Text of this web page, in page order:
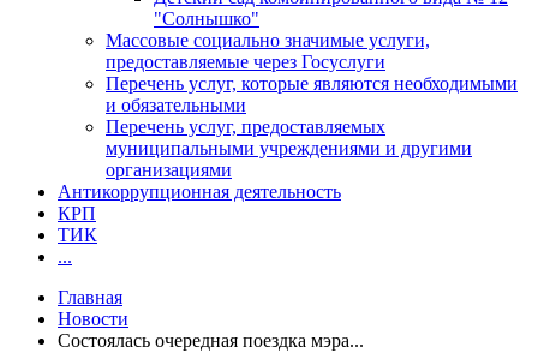
"Солнышко"
Массовые социально значимые услуги,
предоставляемые через Госуслуги
Перечень услуг, которые являются необходимыми
и обязательными
Перечень услуг, предоставляемых
муниципальными учреждениями и другими
организациями
Антикоррупционная деятельность
КРП
ТИК
...
Главная
Новости
Состоялась очередная поездка мэра...